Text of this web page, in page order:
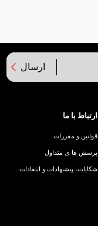
ارسال
ارتباط با ما
قوانین و مقررات
پرسش ها ی متداول
شکایات، پیشنهادات و انتقادات